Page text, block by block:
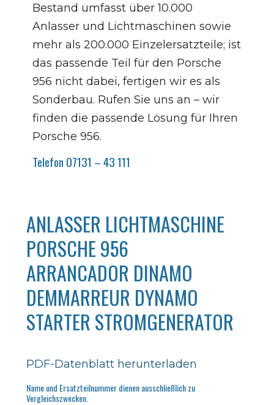
Bestand umfasst über 10.000
Anlasser und Lichtmaschinen sowie
mehr als 200.000 Einzelersatzteile; ist
das passende Teil für den Porsche
956 nicht dabei, fertigen wir es als
Sonderbau. Rufen Sie uns an – wir
finden die passende Lösung für Ihren
Porsche 956.
Telefon 07131 – 43 111
ANLASSER LICHTMASCHINE
PORSCHE 956
ARRANCADOR DINAMO
DEMMARREUR DYNAMO
STARTER STROMGENERATOR
PDF-Datenblatt herunterladen
Name und Ersatzteilnummer dienen ausschließlich zu
Vergleichszwecken.